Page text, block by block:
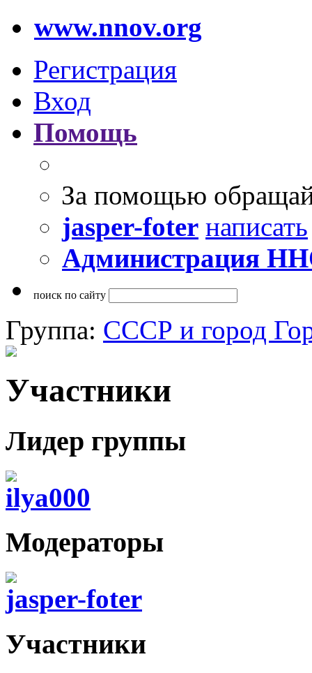
www.nnov.org
Регистрация
Вход
Помощь
За помощью
jasper-foter написать
Администрация
поиск по сайту
Группа: СССР и город
Участники
Лидер группы
ilya000
Модераторы
jasper-foter
Участники